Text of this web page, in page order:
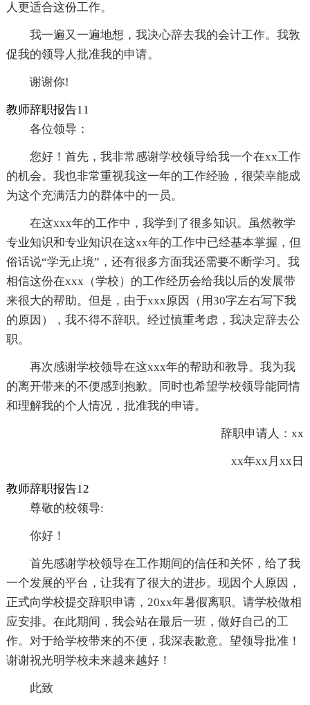
人更适合这份工作。
我一遍又一遍地想，我决心辞去我的会计工作。我敦
促我的领导人批准我的申请。
谢谢你!
教师辞职报告11
各位领导：
您好！首先，我非常感谢学校领导给我一个在xx工作
的机会。我也非常重视我这一年的工作经验，很荣幸能成
为这个充满活力的群体中的一员。
在这xxx年的工作中，我学到了很多知识。虽然教学
专业知识和专业知识在这xx年的工作中已经基本掌握，但
俗话说“学无止境”，还有很多方面我还需要不断学习。我
相信这份在xxx（学校）的工作经历会给我以后的发展带
来很大的帮助。但是，由于xxx原因（用30字左右写下我
的原因），我不得不辞职。经过慎重考虑，我决定辞去公
职。
再次感谢学校领导在这xxx年的帮助和教导。我为我
的离开带来的不便感到抱歉。同时也希望学校领导能同情
和理解我的个人情况，批准我的申请。
辞职申请人：xx
xx年xx月xx日
教师辞职报告12
尊敬的校领导:
你好！
首先感谢学校领导在工作期间的信任和关怀，给了我
一个发展的平台，让我有了很大的进步。现因个人原因，
正式向学校提交辞职申请，20xx年暑假离职。请学校做相
应安排。在此期间，我会站在最后一班，做好自己的工
作。对于给学校带来的不便，我深表歉意。望领导批准！
谢谢祝光明学校未来越来越好！
此致